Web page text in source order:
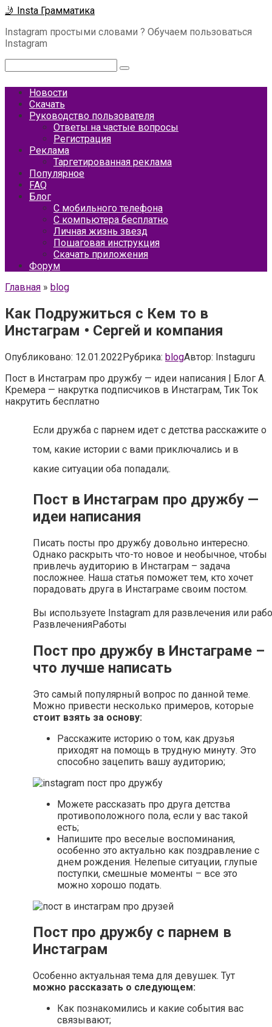
Перейти
контенту
🤳 Insta Грамматика
Instagram простыми словами ? Обучаем пользоваться
Instagram
Новости
Скачать
Руководство пользователя
Ответы на частые вопросы
Регистрация
Реклама
Таргетированная реклама
Популярное
FAQ
Блог
С мобильного телефона
С компьютера бесплатно
Личная жизнь звезд
Пошаговая инструкция
Скачать приложения
Форум
Главная » blog
Как Подружиться с Кем то в
Инстаграм • Сергей и компания
Опубликовано: 12.01.2022Рубрика: blogАвтор: Instaguru
Пост в Инстаграм про дружбу — идеи написания | Блог А.
Кремера — накрутка подписчиков в Инстаграм, Тик Ток
накрутить бесплатно
Если дружба с парнем идет с детства расскажите о
том, какие истории с вами приключались и в
какие ситуации оба попадали;.
Пост в Инстаграм про дружбу —
идеи написания
Писать посты про дружбу довольно интересно.
Однако раскрыть что-то новое и необычное, чтобы
привлечь аудиторию в Инстаграм – задача
посложнее. Наша статья поможет тем, кто хочет
порадовать друга в Инстаграме своим постом.
Вы используете Instagram для развлечения или
РазвлеченияРаботы
Пост про дружбу в Инстаграме –
что лучше написать
Это самый популярный вопрос по данной теме.
Можно привести несколько примеров, которые
стоит взять за основу:
Расскажите историю о том, как друзья
приходят на помощь в трудную минуту. Это
способно зацепить вашу аудиторию;
Можете рассказать про друга детства
противоположного пола, если у вас такой
есть;
Напишите про веселые воспоминания,
особенно это актуально как поздравление с
днем рождения. Нелепые ситуации, глупые
поступки, смешные моменты – все это
можно хорошо подать.
Пост про дружбу с парнем в
Инстаграм
Особенно актуальная тема для девушек. Тут
можно рассказать о следующем:
Как познакомились и какие события вас
связывают;